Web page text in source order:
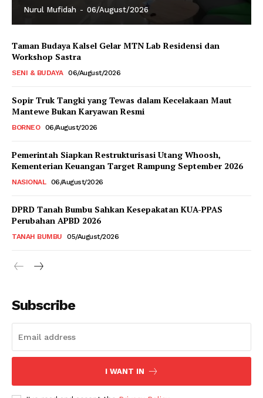
Nurul Mufidah - 06/August/2026
Taman Budaya Kalsel Gelar MTN Lab Residensi dan
Workshop Sastra
SENI & BUDAYA 06/August/2026
Sopir Truk Tangki yang Tewas dalam Kecelakaan Maut
Mantewe Bukan Karyawan Resmi
BORNEO 06/August/2026
Pemerintah Siapkan Restrukturisasi Utang Whoosh,
Kementerian Keuangan Target Rampung September 2026
NASIONAL 06/August/2026
DPRD Tanah Bumbu Sahkan Kesepakatan KUA-PPAS
Perubahan APBD 2026
TANAH BUMBU 05/August/2026
Subscribe
I WANT IN